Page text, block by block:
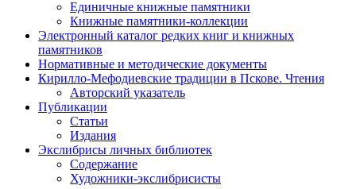
Единичные книжные памятники
Книжные памятники-коллекции
Электронный каталог редких книг и книжных
памятников
Нормативные и методические документы
Кирилло-Мефодиевские традиции в Пскове. Чтения
Авторский указатель
Публикации
Статьи
Издания
Экслибрисы личных библиотек
Содержание
Художники-экслибрисисты